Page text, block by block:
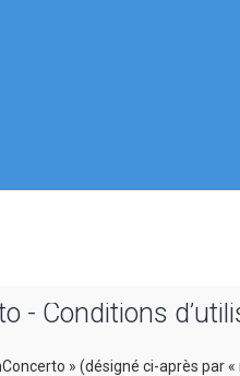
- Conditions
» (désigné ci-après par